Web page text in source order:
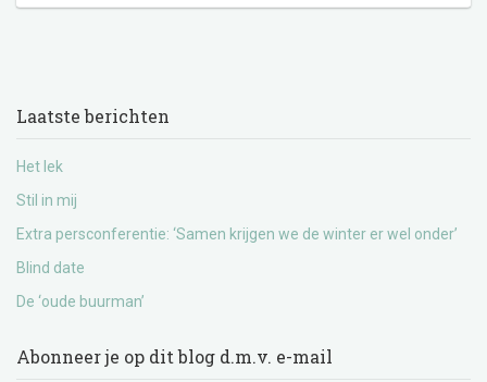
Laatste berichten
Het lek
Stil in mij
Extra persconferentie: ‘Samen krijgen we de winter er wel onder’
Blind date
De ‘oude buurman’
Abonneer je op dit blog d.m.v. e-mail